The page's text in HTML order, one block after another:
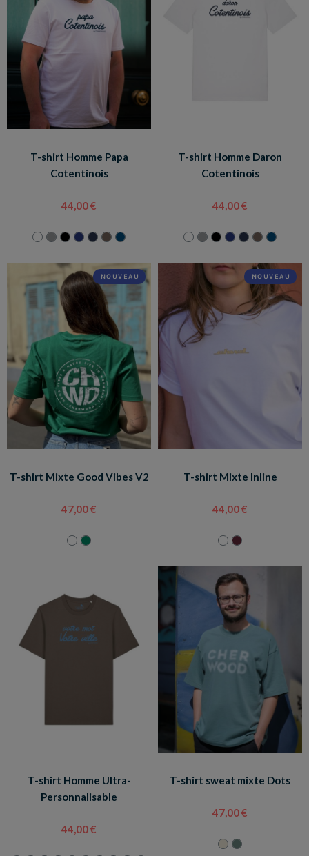
T-shirt Homme Papa
Cotentinois
44,00 €
T-shirt Homme Daron
Cotentinois
44,00 €
NOUVEAU
T-shirt Mixte Good Vibes V2
47,00 €
NOUVEAU
T-shirt Mixte Inline
44,00 €
T-shirt Homme Ultra-
Personnalisable
44,00 €
T-shirt sweat mixte Dots
47,00 €